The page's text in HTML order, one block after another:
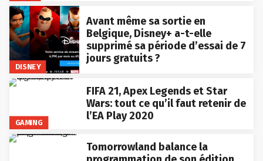
DISNEY
Avant même sa sortie en
Belgique, Disney+ a-t-elle
supprimé sa période d’essai de 7
jours gratuits ?
GAMING
FIFA 21, Apex Legends et Star
Wars: tout ce qu’il faut retenir de
l’EA Play 2020
Tomorrowland balance la